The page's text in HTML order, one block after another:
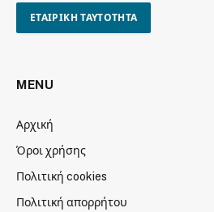
ΕΤΑΙΡΙΚΗ ΤΑΥΤΟΤΗΤΑ
MENU
Αρχική
Όροι χρήσης
Πολιτική cookies
Πολιτική απορρήτου